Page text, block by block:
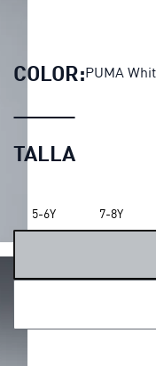
COLOR:PUMA
TALLA
5-6Y 7-8Y